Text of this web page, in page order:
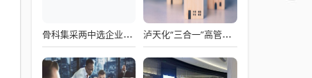
骨科集采两中选企业破产失联 官方罕见通报 泸天化“三合一”高管王斌辞职：高管变动叠加财务、业绩双重压力，公司进入阶段性调整期